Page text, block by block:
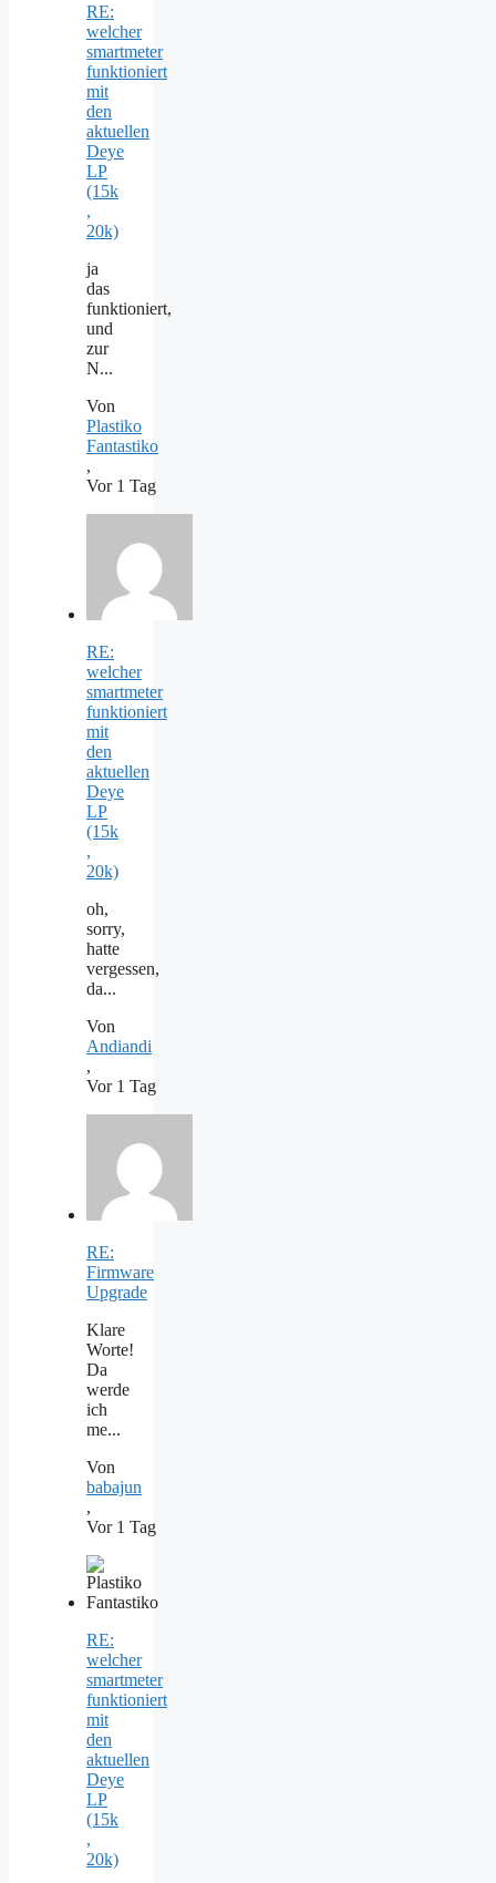
RE:
welcher
smartmeter
funktioniert
mit
den
aktuellen
Deye
LP
(15k
,
20k)
ja
das
funktioniert,
und
zur
N...
Von
Plastiko
Fantastiko
,
Vor 1 Tag
RE:
welcher
smartmeter
funktioniert
mit
den
aktuellen
Deye
LP
(15k
,
20k)
oh,
sorry,
hatte
vergessen,
da...
Von
Andiandi
,
Vor 1 Tag
RE:
Firmware
Upgrade
Klare
Worte!
Da
werde
ich
me...
Von
babajun
,
Vor 1 Tag
RE:
welcher
smartmeter
funktioniert
mit
den
aktuellen
Deye
LP
(15k
,
20k)